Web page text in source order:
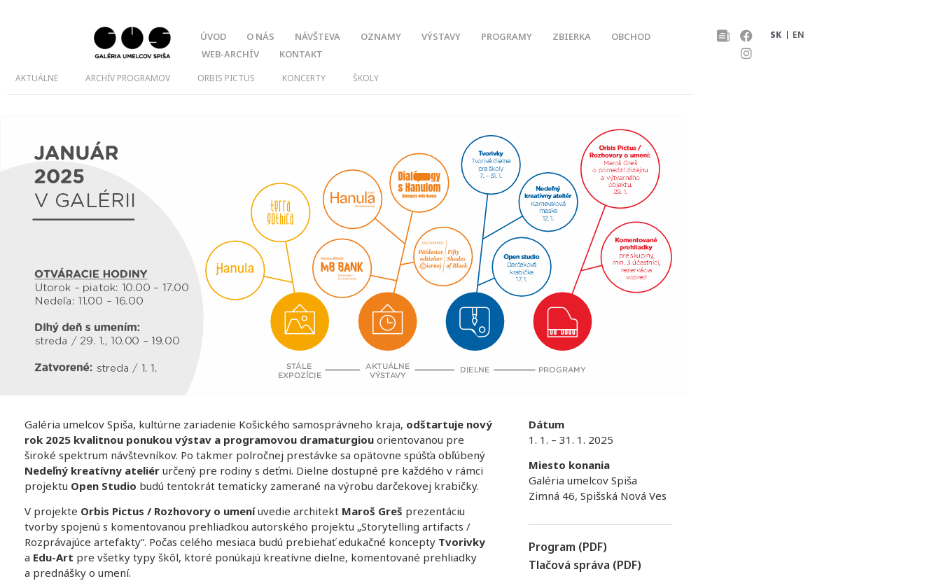
ÚVOD O NÁS NÁVŠTEVA OZNAMY VÝSTAVY PROGRAMY ZBIERKA
OBCHOD
WEB-ARCHÍV
KONTAKT
SK EN
AKTUÁLNE ARCHÍV PROGRAMOV ORBIS PICTUS KONCERTY ŠKOLY
Galéria umelcov Spiša, kultúrne zariadenie Košického samosprávneho kraja, odštartuje nový
rok 2025 kvalitnou ponukou výstav a programovou dramaturgiou orientovanou pre
široké spektrum návštevníkov. Po takmer polročnej prestávke sa opätovne spúšťa obľúbený
Nedeľný kreatívny ateliér určený pre rodiny s deťmi. Dielne dostupné pre každého v rámci
projektu Open Studio budú tentokrát tematicky zamerané na výrobu darčekovej krabičky.
V projekte Orbis Pictus / Rozhovory o umeníuvedie architekt Maroš Greš prezentáciu
tvorby spojenú s komentovanou prehliadkou autorského projektu „Storytelling artifacts /
Rozprávajúce artefakty“. Počas celého mesiaca budú prebiehať edukačné koncepty Tvorivky
a Edu-Art pre všetky typy škôl, ktoré ponúkajú kreatívne dielne, komentované prehliadky
a prednášky o umení.
Dátum
1. 1. – 31. 1. 2025
Miesto konania
Galéria umelcov Spiša
Zimná 46, Spišská Nová Ves
Program (PDF)
Tlačová správa (PDF)